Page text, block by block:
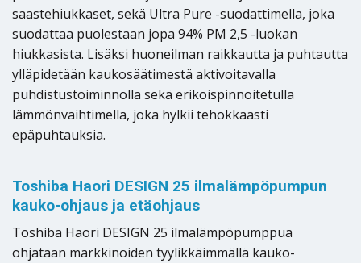
saastehiukkaset, sekä Ultra Pure -suodattimella, joka
suodattaa puolestaan jopa 94% PM 2,5 -luokan
hiukkasista. Lisäksi huoneilman raikkautta ja puhtautta
ylläpidetään kaukosäätimestä aktivoitavalla
puhdistustoiminnolla sekä erikoispinnoitetulla
lämmönvaihtimella, joka hylkii tehokkaasti
epäpuhtauksia.
Toshiba Haori DESIGN 25 ilmalämpöpumpun
kauko-ohjaus ja etäohjaus
Toshiba Haori DESIGN 25 ilmalämpöpumppua
ohjataan markkinoiden tyylikkäimmällä kauko-